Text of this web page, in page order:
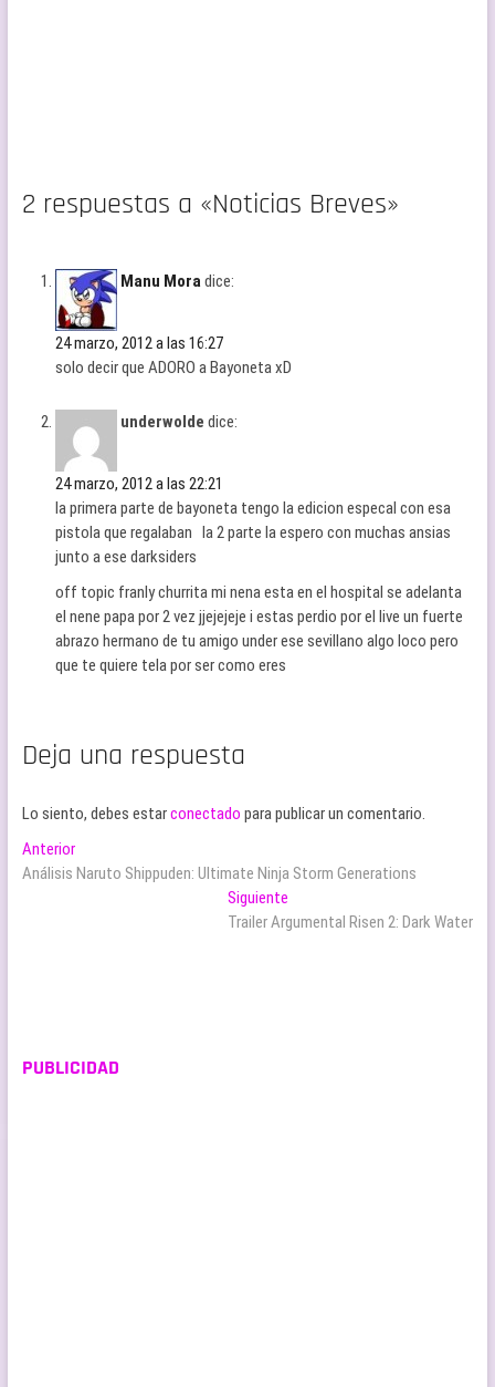
2 respuestas a «Noticias Breves»
Manu Moradice:
24 marzo, 2012 a las 16:27
solo decir que ADORO a Bayoneta xD
underwolde dice:
24 marzo, 2012 a las 22:21
la primera parte de bayoneta tengo la edicion especal con esa
pistola que regalaban la 2 parte la espero con muchas ansias
junto a ese darksiders
off topic franly churrita mi nena esta en el hospital se adelanta
el nene papa por 2 vez jjejejeje i estas perdio por el live un fuerte
abrazo hermano de tu amigo under ese sevillano algo loco pero
que te quiere tela por ser como eres
Deja una respuesta
Lo siento, debes estarconectado para publicar un comentario.
Navegación
de
AnteriorEntrada
anterior:
Análisis Naruto Shippuden: Ultimate Ninja Storm Generations
Siguiente
siguiente:
Trailer Argumental Risen 2: Dark Water
PUBLICIDAD